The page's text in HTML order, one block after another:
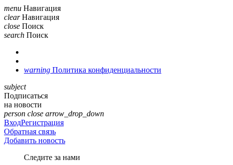
menu Навигация
clear Навигация
close Поиск
search Поиск
warning Политика конфиденциальности
subject
Подписаться
на новости
person close arrow_drop_down
ВходРегистрация
Обратная связь
Добавить новость
Cледите за нами